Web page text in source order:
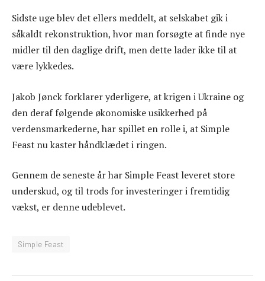
Sidste uge blev det ellers meddelt, at selskabet gik i
såkaldt rekonstruktion, hvor man forsøgte at finde nye
midler til den daglige drift, men dette lader ikke til at
være lykkedes.
Jakob Jønck forklarer yderligere, at krigen i Ukraine og
den deraf følgende økonomiske usikkerhed på
verdensmarkederne, har spillet en rolle i, at Simple
Feast nu kaster håndklædet i ringen.
Gennem de seneste år har Simple Feast leveret store
underskud, og til trods for investeringer i fremtidig
vækst, er denne udeblevet.
Simple Feast